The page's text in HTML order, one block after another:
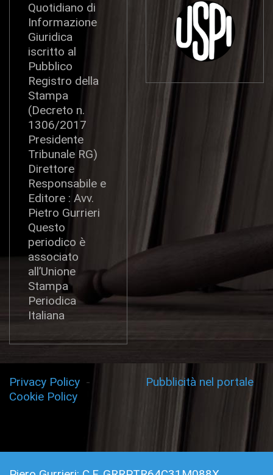
Quotidiano di
Informazione
Giuridica
iscritto al
Pubblico
Registro della
Stampa
(Decreto n.
1306/2017
Presidente
Tribunale RG)
Direttore
Responsabile e
Editore : Avv.
Pietro Gurrieri
Questo
periodico è
associato
all’Unione
Stampa
Periodica
Italiana
Privacy Policy -
Cookie Policy
Pubblicità nel portale